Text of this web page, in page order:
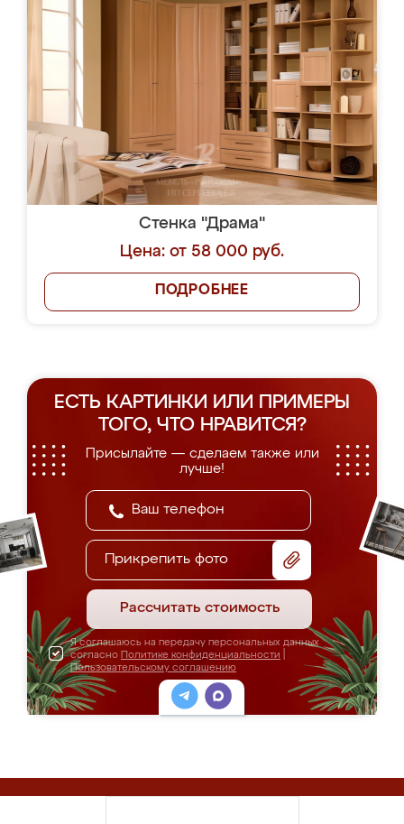
Стенка "Драма"
Цена: от 58 000 руб.
ПОДРОБНЕЕ
ЕСТЬ КАРТИНКИ ИЛИ ПРИМЕРЫ
ТОГО, ЧТО НРАВИТСЯ?
Присылайте — сделаем также или
лучше!
Прикрепить фото
Рассчитать стоимость
Я соглашаюсь на передачу персональных данных
согласно Политике конфиденциальности
Пользовательскому соглашению